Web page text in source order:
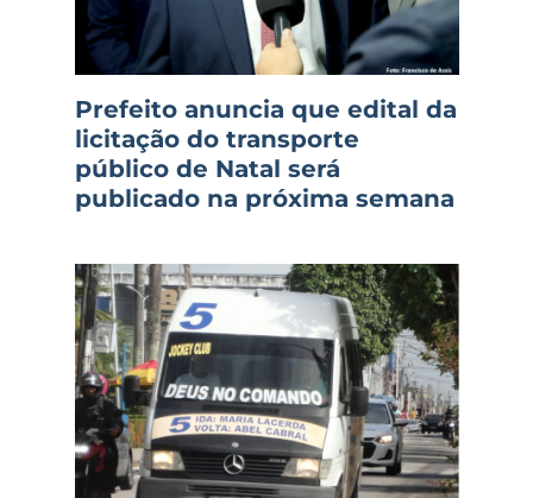
Prefeito anuncia que edital da
licitação do transporte
público de Natal será
publicado na próxima semana